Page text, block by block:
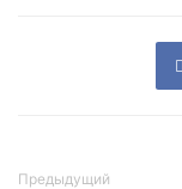
Предыдущий